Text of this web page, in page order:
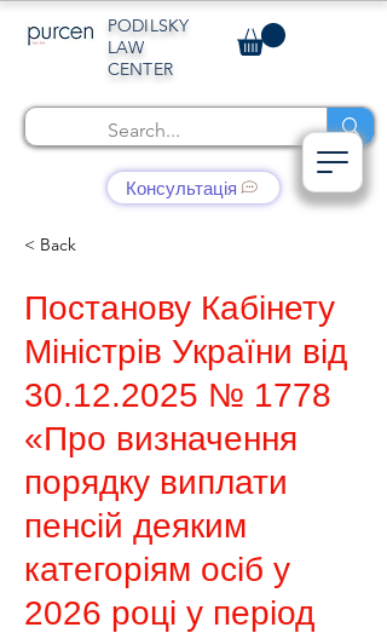
PODILSKY
LAW
CENTER
Консультація
< Back
Постанову Кабінету
Міністрів України від
30.12.2025 № 1778
«Про визначення
порядку виплати
пенсій деяким
категоріям осіб у
2026 році у період